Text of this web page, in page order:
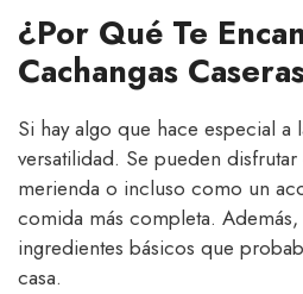
¿Por Qué Te
Cachangas
Si hay algo que hace especial a
versatilidad. Se pueden
merienda o incluso como un
comida más completa.
ingredientes básicos que
casa.